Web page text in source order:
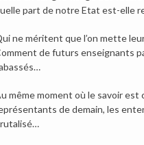
part de notre Etat est-elle
ne méritent que l’on mette
de futurs enseignants
même moment où le savoir
de demain, les